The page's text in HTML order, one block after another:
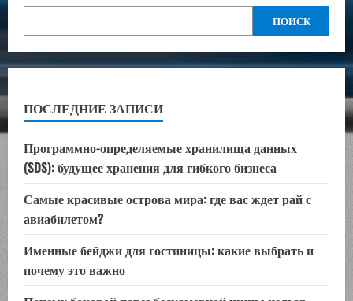
ПОИСК
ПОСЛЕДНИЕ ЗАПИСИ
Программно-определяемые хранилища данных
(SDS): будущее хранения для гибкого бизнеса
Самые красивые острова мира: где вас ждет рай с
авиабилетом?
Именные бейджи для гостиницы: какие выбрать и
почему это важно